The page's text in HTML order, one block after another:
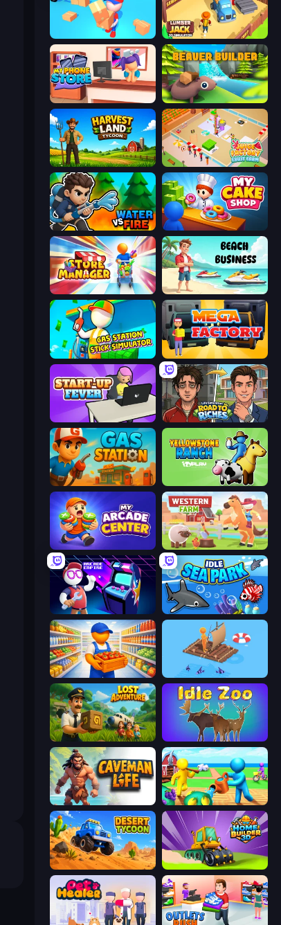
Lumberjack 3D Simulator
My Phone Store Beaver Builder
Harvest Land Tycoon Juice Factory - Fruit Farm
Water vs Fire My Cake Shop
Store Manager Beach Business
Gas Station - Stick Simulator Mega Factory
StartUp Fever Life Simulator: Road to Riches
Gas Station Yellowstone Ranch
My Arcade Center Western Farm
Arcade Empire Idle Sea Park
Supermarket Manager Fishland
Lost Adventure Idle Zoo
Caveman Life Farm Land
Desert Tycoon Home Builder 3D